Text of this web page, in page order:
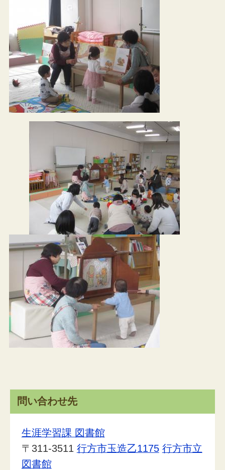
問い合わせ先
生涯学習課 図書館
〒311-3511 行方市玉造乙1175 行方市立
図書館